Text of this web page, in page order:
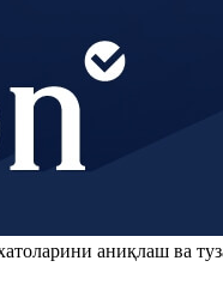
аниқлаш ва